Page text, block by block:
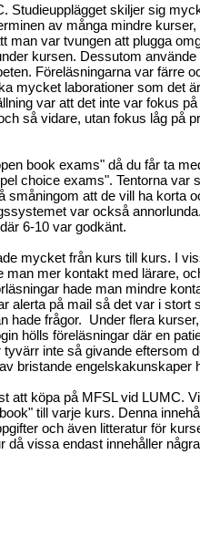
Studieupplägget skiljer sig
av många mindre
man var tvungen att plugga
kursen. Dessutom
Föreläsningarna var färre
mycket laborationer som det
var att det inte var fokus
så vidare, utan fokus låg på
book exams" då du får ta
choice exams". Tentorna var
småningom att de vill ha korta
var också
6-10 var godkänt.
mycket från kurs till kurs. I
man mer kontakt med lärare,
hade man mindre
alerta på mail så det var i stort
hade frågor. Under flera
hölls föreläsningar där en
inte så givande eftersom
bristande engelskakunskaper
att köpa på MFSL vid LUMC.
till varje kurs. Denna
och även litteratur för
då vissa endast innehåller